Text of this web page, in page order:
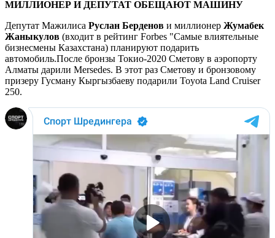
МИЛЛИОНЕР И ДЕПУТАТ ОБЕЩАЮТ МАШИНУ
Депутат Мажилиса Руслан Берденов и миллионер Жумабек
Жаныкулов (входит в рейтинг Forbes "Самые влиятельные
бизнесмены Казахстана) планируют подарить
автомобиль.После бронзы Токио-2020 Сметову в аэропорту
Алматы дарили Mersedes. В этот раз Сметову и бронзовому
призеру Гусману Кыргызбаеву подарили Toyota Land Cruiser
250.